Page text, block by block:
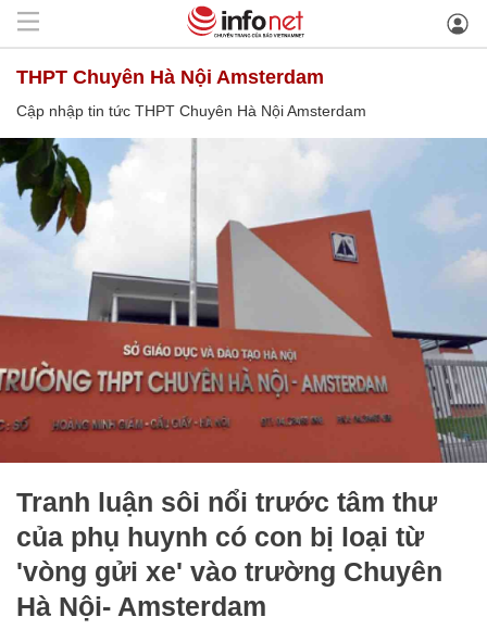
THPT Chuyên Hà Nội Amsterdam
Cập nhập tin tức THPT Chuyên Hà Nội Amsterdam
Tranh luận sôi nổi trước tâm thư
của phụ huynh có con bị loại từ
'vòng gửi xe' vào trường Chuyên
Hà Nội- Amsterdam